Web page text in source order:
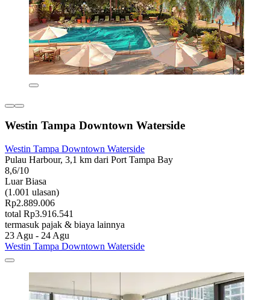
Westin Tampa Downtown Waterside
Westin Tampa Downtown Waterside
Pulau Harbour, 3,1 km dari Port Tampa Bay
8,6/10
Luar Biasa
(1.001 ulasan)
Rp2.889.006
total Rp3.916.541
termasuk pajak & biaya lainnya
23 Agu - 24 Agu
Westin Tampa Downtown Waterside